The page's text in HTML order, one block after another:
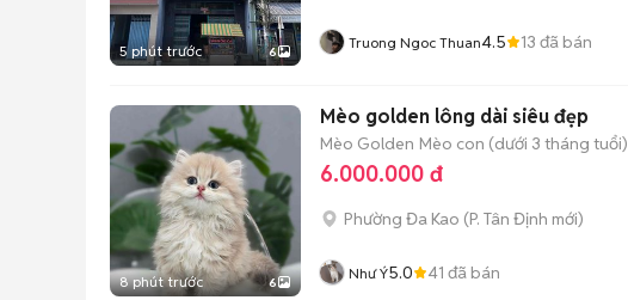
5 phút trước 6 Truong Ngoc Thuan4.5 13 đã bán
8 phút trước 6
Mèo golden lông dài siêu đẹp
Mèo Golden Mèo con (dưới 3 tháng tuổi)
6.000.000 đ
Phường Đa Kao (P. Tân Định mới)
Như Ý5.0 41 đã bán